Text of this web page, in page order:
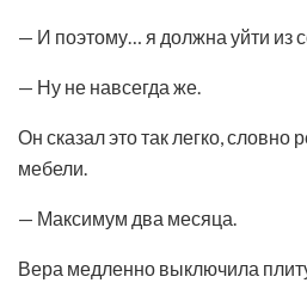
— И поэтому… я должна уйти из
— Ну не навсегда же.
Он сказал это так легко, словно
мебели.
— Максимум два месяца.
Вера медленно выключила